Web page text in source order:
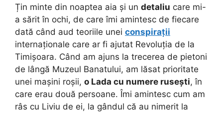
Țin minte din noaptea aia și un detaliu care mi-
a sărit în ochi, de care îmi amintesc de fiecare
dată când aud teoriile unei conspirații
internaționale care ar fi ajutat Revoluția de la
Timișoara. Când am ajuns la trecerea de pietoni
de lângă Muzeul Banatului, am lăsat prioritate
unei mașini roșii, o Lada cu numere rusești, în
care erau două persoane. Îmi amintesc cum am
râs cu Liviu de ei, la gândul că au nimerit la